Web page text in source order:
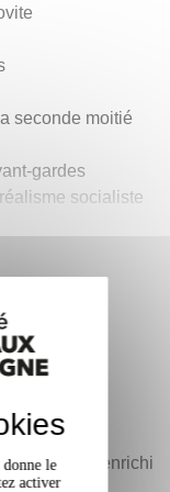
seconde moitié
gardes
réalisme socialiste
présentiel enrichi
le
activer